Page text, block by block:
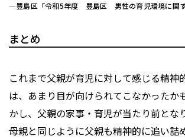
―豊島区「令和5年度 豊島区 男性の育児環境に関
まとめ
これまで父親が育児に対して感じる精神
は、あまり目が向けられてこなかったか
かし、父親の家事・育児が当たり前とな
母親と同じように父親も精神的に追い詰